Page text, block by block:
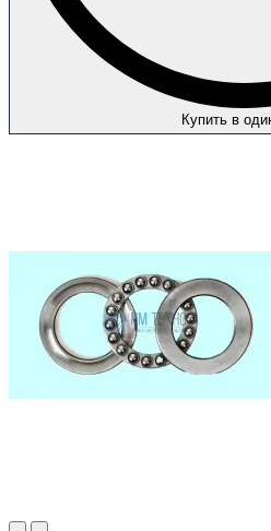
Купить в